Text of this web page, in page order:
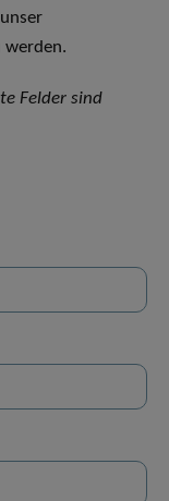
werden.
Felder sind